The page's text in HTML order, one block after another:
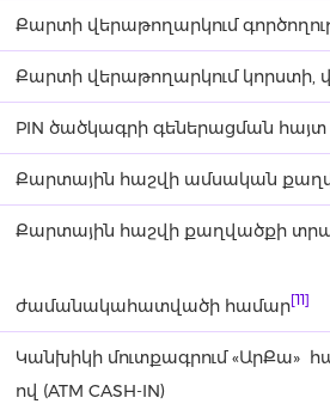
Քարտի վերաթողարկում
Քարտի վերաթողարկում կորստի,
PIN ծածկագրի գեներացման հայտ
Քարտային հաշվի ամսական
Քարտային հաշվի քաղվածքի
ժամանակահատվածի համար[11]
Կանխիկի մուտքագրում «ԱրՔա»
ով (ATM CASH-IN)